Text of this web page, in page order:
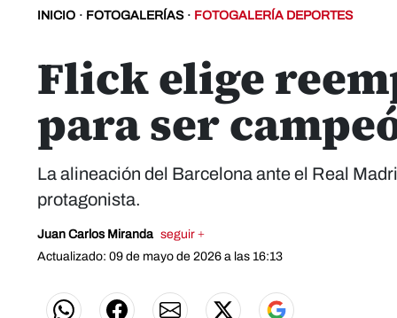
INICIO · FOTOGALERÍAS · FOTOGALERÍA DEPORTES
Flick elige
para ser
La alineación del Barcelona ante el Real
protagonista.
Juan Carlos Miranda seguir +
Actualizado: 09 de mayo de 2026 a las 16:13